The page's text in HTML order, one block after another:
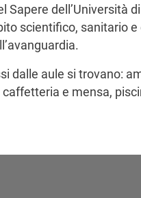
Sapere dell’Università
scientifico, sanitario e
dalle aule si trovano:
caffetteria e mensa,